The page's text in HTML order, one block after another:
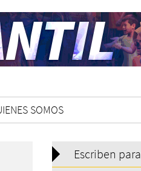
SOMOS
Escriben para